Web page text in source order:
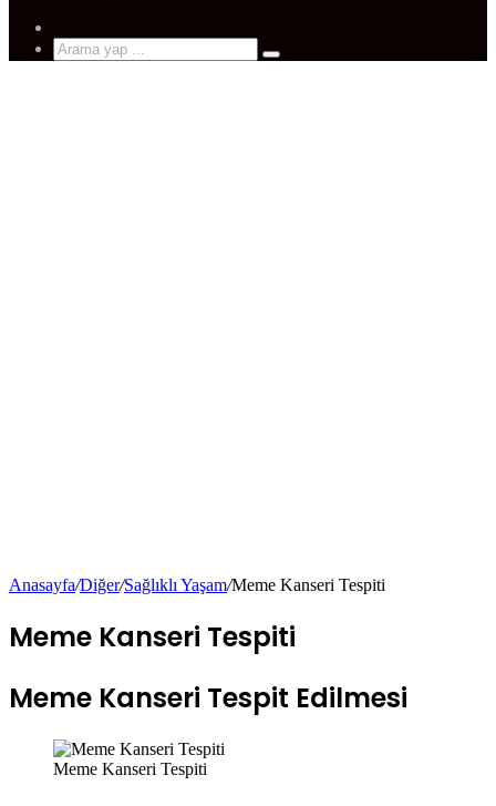
Makale
Arama
Anasayfa/Diğer/Sağlıklı Yaşam/Meme Kanseri Tespiti
Meme Kanseri Tespiti
Meme Kanseri Tespit Edilmesi
Meme Kanseri Tespiti